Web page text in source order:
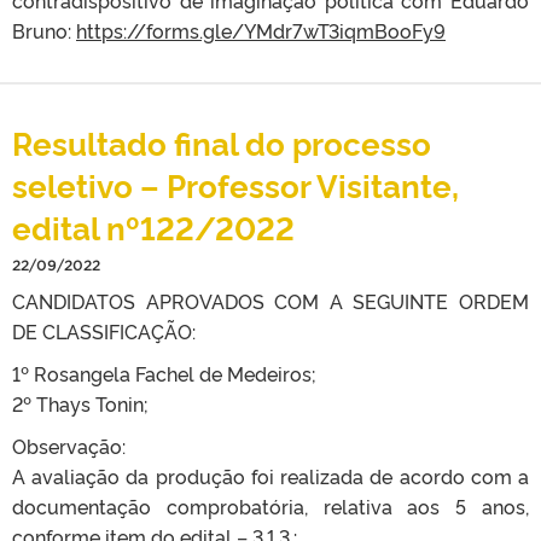
Bruno: https://forms.gle/YMdr7wT3iqmBooFy9
Resultado final do processo
seletivo – Professor Visitante,
edital nº122/2022
22/09/2022
CANDIDATOS APROVADOS COM A SEGUINTE ORDEM
DE CLASSIFICAÇÃO:
1º Rosangela Fachel de Medeiros;
2º Thays Tonin;
Observação:
A avaliação da produção foi realizada de acordo com a
documentação comprobatória, relativa aos 5 anos,